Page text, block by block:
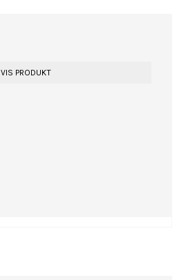
VIS PRODUKT